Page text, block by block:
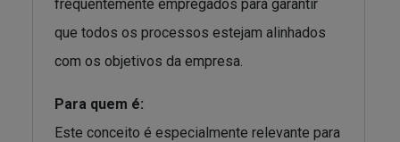
frequentemente empregados para garantir
que todos os processos estejam alinhados
com os objetivos da empresa.
Para quem é:
Este conceito é especialmente relevante para